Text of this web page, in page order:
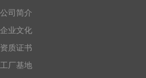
公司简介
企业文化
资质证书
工厂基地